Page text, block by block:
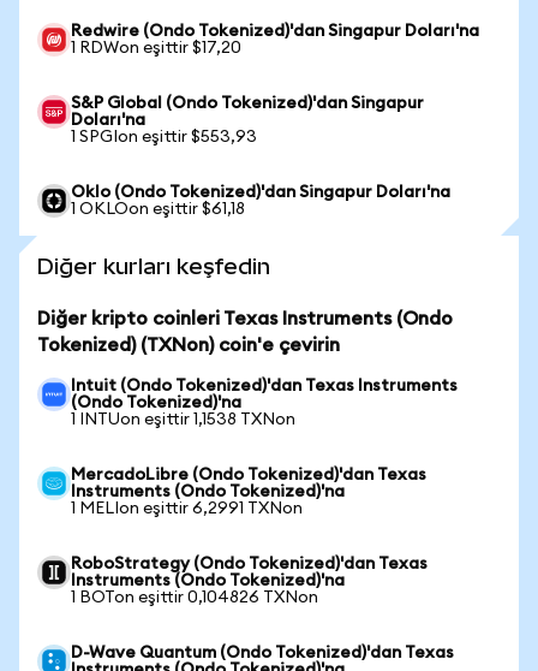
Redwire (Ondo Tokenized)'dan Singapur Doları'na
1 RDWon eşittir $17,20
S&P Global (Ondo Tokenized)'dan Singapur
Doları'na
1 SPGIon eşittir $553,93
Oklo (Ondo Tokenized)'dan Singapur Doları'na
1 OKLOon eşittir $61,18
Diğer kurları keşfedin
Diğer kripto coinleri Texas Instruments (Ondo
Tokenized) (TXNon) coin'e çevirin
Intuit (Ondo Tokenized)'dan Texas Instruments
(Ondo Tokenized)'na
1 INTUon eşittir 1,1538 TXNon
MercadoLibre (Ondo Tokenized)'dan Texas
Instruments (Ondo Tokenized)'na
1 MELIon eşittir 6,2991 TXNon
RoboStrategy (Ondo Tokenized)'dan Texas
Instruments (Ondo Tokenized)'na
1 BOTon eşittir 0,104826 TXNon
D-Wave Quantum (Ondo Tokenized)'dan Texas